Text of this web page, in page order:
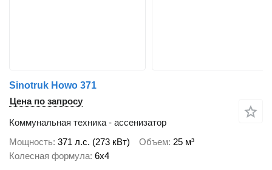
Sinotruk Howo 371
Цена по запросу
Коммунальная техника - ассенизатор
Мощность 371 л.с. (273 кВт) Объем 25 м³
Колесная формула 6x4